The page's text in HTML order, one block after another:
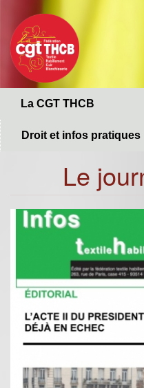
contenu
principal
La CGT THCB
Droit et infos pratiques
Le